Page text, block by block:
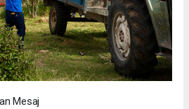
Mesaj